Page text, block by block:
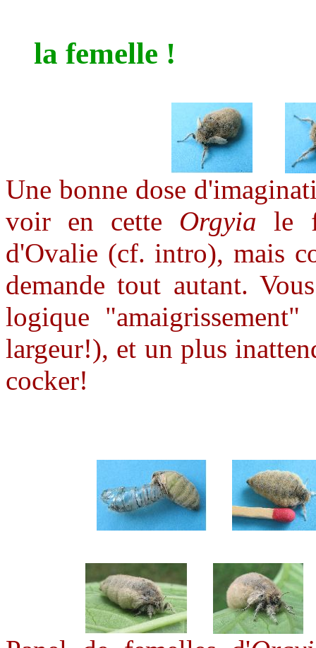
la femelle !
Une bonne dose
voir en cette Orgyia le
d'Ovalie (cf. intro), mais
demande tout autant.
logique
largeur!), et un plus
cocker!